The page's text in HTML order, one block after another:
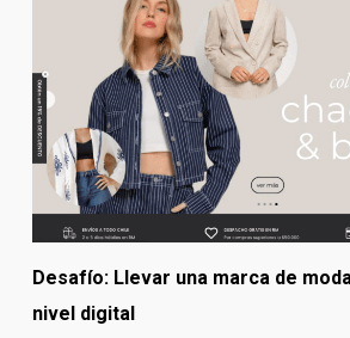
Desafío: Llevar una marca de
nivel digital